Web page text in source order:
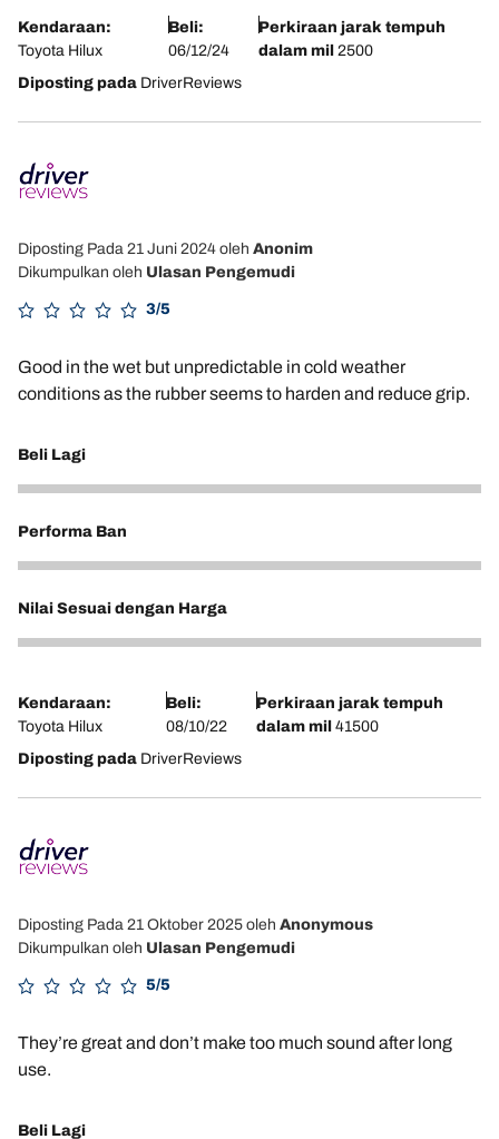
Kendaraan:
Toyota Hilux
Beli:
06/12/24
Perkiraan jarak tempuh
dalam mil 2500
Diposting pada DriverReviews
Diposting Pada 21 Juni 2024 oleh Anonim
Dikumpulkan oleh Ulasan Pengemudi
3/5
Good in the wet but unpredictable in cold weather
conditions as the rubber seems to harden and reduce grip.
Beli Lagi
2
Performa Ban
2
Nilai Sesuai dengan Harga
2
Kendaraan:
Toyota Hilux
Beli:
08/10/22
Perkiraan jarak tempuh
dalam mil 41500
Diposting pada DriverReviews
Diposting Pada 21 Oktober 2025 oleh Anonymous
Dikumpulkan oleh Ulasan Pengemudi
5/5
They’re great and don’t make too much sound after long
use.
Beli Lagi